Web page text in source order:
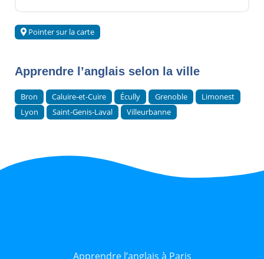
Pointer sur la carte
Apprendre l’anglais selon la ville
Bron Caluire-et-Cuire Écully Grenoble
Limonest
Lyon
Saint-Genis-Laval Villeurbanne
Apprendre l’anglais à Paris